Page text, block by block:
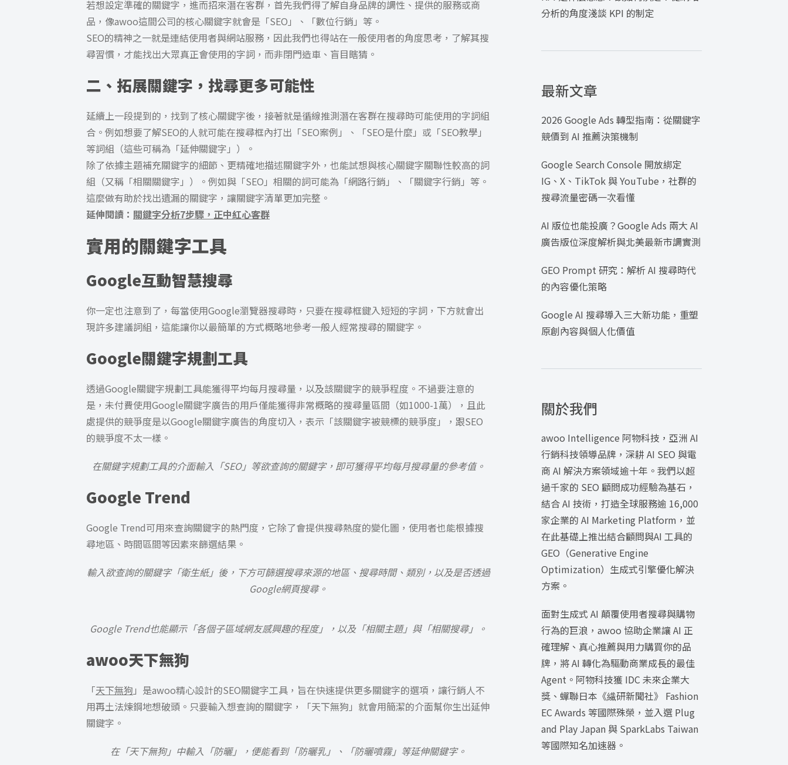
若想設定準確的關鍵字，進而招來潛在客群，首先我們得了解自身品牌的調性、提供的服務或商
品，像awoo這間公司的核心關鍵字就會是「SEO」、「數位行銷」等。
SEO的精神之一就是連結使用者與網站服務，因此我們也得站在一般使用者的角度思考，了解其搜
尋習慣，才能找出大眾真正會使用的字詞，而非閉門造車、盲目瞎猜。
二、拓展關鍵字，找尋更多可能性
延續上一段提到的，找到了核心關鍵字後，接著就是循線推測潛在客群在搜尋時可能使用的字詞組
合。例如想要了解SEO的人就可能在搜尋框內打出「SEO案例」、「SEO是什麼」或「SEO教學」
等詞組（這些可稱為「延伸關鍵字」）。
除了依據主題補充關鍵字的細節、更精確地描述關鍵字外，也能試想與核心關鍵字關聯性較高的詞
組（又稱「相關關鍵字」）。例如與「SEO」相關的詞可能為「網路行銷」、「關鍵字行銷」等。
這麼做有助於找出遺漏的關鍵字，讓關鍵字清單更加完整。
延伸閱讀： 關鍵字分析7步驟，正中紅心客群
實用的關鍵字工具
Google互動智慧搜尋
你一定也注意到了，每當使用Google瀏覽器搜尋時，只要在搜尋框鍵入短短的字詞，下方就會出
現許多建議詞組，這能讓你以最簡單的方式概略地參考一般人經常搜尋的關鍵字。
Google關鍵字規劃工具
透過Google關鍵字規劃工具能獲得平均每月搜尋量，以及該關鍵字的競爭程度。不過要注意的
是，未付費使用Google關鍵字廣告的用戶僅能獲得非常概略的搜尋量區間（如1000-1萬），且此
處提供的競爭度是以Google關鍵字廣告的角度切入，表示「該關鍵字被競標的競爭度」，跟SEO
的競爭度不太一樣。
在關鍵字規劃工具的介面輸入「SEO」等欲查詢的關鍵字，即可獲得平均每月搜尋量的參考值。
Google Trend
Google Trend可用來查詢關鍵字的熱門度，它除了會提供搜尋熱度的變化圖，使用者也能根據搜
尋地區、時間區間等因素來篩選結果。
輸入欲查詢的關鍵字「衛生紙」後，下方可篩選搜尋來源的地區、搜尋時間、類別，以及是否透過
Google網頁搜尋。
Google Trend也能顯示「各個子區域網友感興趣的程度」，以及「相關主題」與「相關搜尋」。
awoo天下無狗
「天下無狗 」是awoo精心設計的SEO關鍵字工具，旨在快速提供更多關鍵字的選項，讓行銷人不
用再土法煉鋼地想破頭。只要輸入想查詢的關鍵字，「天下無狗」就會用簡潔的介面幫你生出延伸
關鍵字。
在「天下無狗」中輸入「防曬」，便能看到「防曬乳」、「防曬噴霧」等延伸關鍵字。
分析的角度淺談 KPI 的制定
最新文章
2026 Google Ads 轉型指南：從關鍵字
競價到 AI 推薦決策機制
Google Search Console 開放綁定
IG、X、TikTok 與 YouTube，社群的
搜尋流量密碼一次看懂
AI 版位也能投廣？Google Ads 兩大 AI
廣告版位深度解析與北美最新市調實測
GEO Prompt 研究：解析 AI 搜尋時代
的內容優化策略
Google AI 搜尋導入三大新功能，重塑
原創內容與個人化價值
關於我們
awoo Intelligence 阿物科技，亞洲 AI
行銷科技領導品牌，深耕 AI SEO 與電
商 AI 解決方案領域逾十年。我們以超
過千家的 SEO 顧問成功經驗為基石，
結合 AI 技術，打造全球服務逾 16,000
家企業的 AI Marketing Platform，並
在此基礎上推出結合顧問與AI 工具的
GEO（Generative Engine
Optimization）生成式引擎優化解決
方案。
面對生成式 AI 顛覆使用者搜尋與購物
行為的巨浪，awoo 協助企業讓 AI 正
確理解、真心推薦與用力購買你的品
牌，將 AI 轉化為驅動商業成長的最佳
Agent。阿物科技獲 IDC 未來企業大
獎、蟬聯日本《繊研新聞社》 Fashion
EC Awards 等國際殊榮，並入選 Plug
and Play Japan 與 SparkLabs Taiwan
等國際知名加速器。